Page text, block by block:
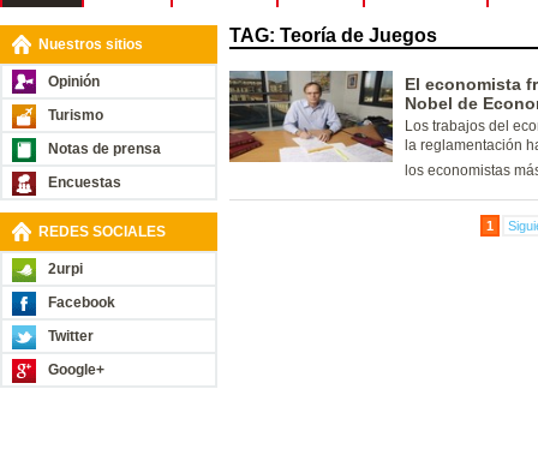
Nuestros sitios
Opinión
Turismo
Notas de prensa
Encuestas
REDES SOCIALES
2urpi
Facebook
Twitter
Google+
TAG: Teoría de Juegos
El economista
Nobel de
Los trabajos del
la reglamentación
los economistas
1